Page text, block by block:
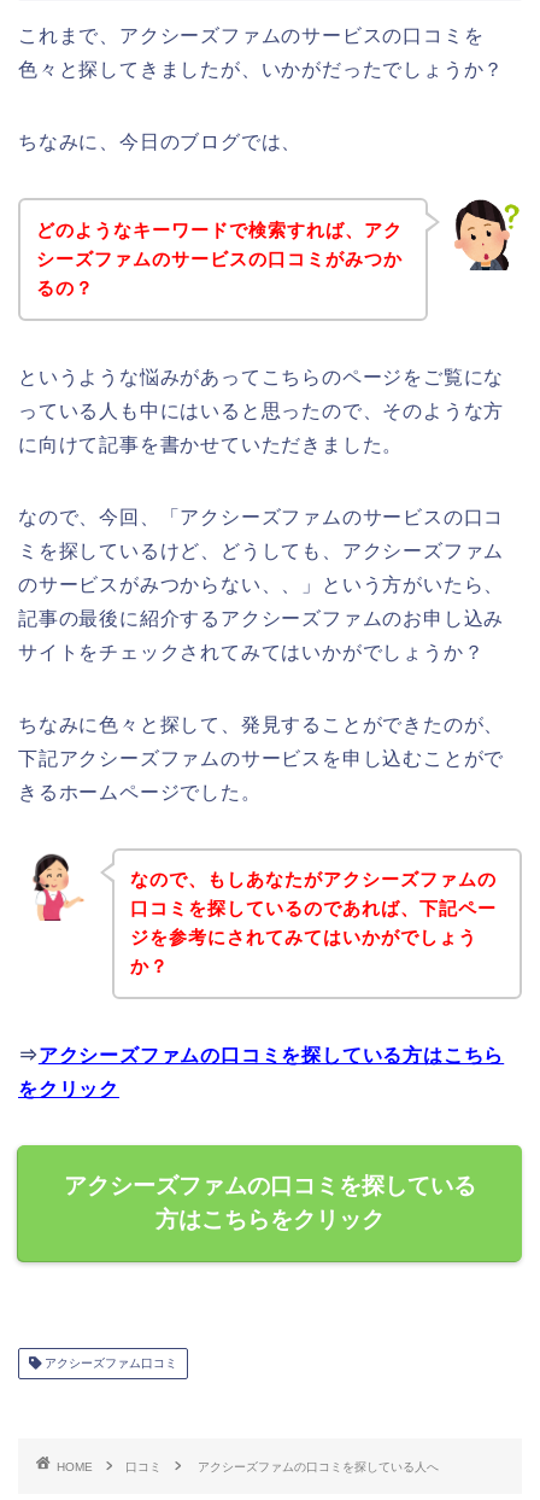
これまで、アクシーズファムのサービスの口コミを
色々と探してきましたが、いかがだったでしょうか？
ちなみに、今日のブログでは、
どのようなキーワードで検索すれば、アク
シーズファムのサービスの口コミがみつか
るの？
というような悩みがあってこちらのページをご覧にな
っている人も中にはいると思ったので、そのような方
に向けて記事を書かせていただきました。
なので、今回、「アクシーズファムのサービスの口コ
ミを探しているけど、どうしても、アクシーズファム
のサービスがみつからない、、」という方がいたら、
記事の最後に紹介するアクシーズファムのお申し込み
サイトをチェックされてみてはいかがでしょうか？
ちなみに色々と探して、発見することができたのが、
下記アクシーズファムのサービスを申し込むことがで
きるホームページでした。
なので、もしあなたがアクシーズファムの
口コミを探しているのであれば、下記ペー
ジを参考にされてみてはいかがでしょう
か？
⇒アクシーズファムの口コミを探している方はこちら
をクリック
アクシーズファムの口コミを探している
方はこちらをクリック
アクシーズファム口コミ
HOME 口コミ アクシーズファムの口コミを探している人へ